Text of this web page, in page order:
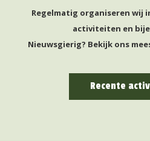
Regelmatig organiseren wij
activiteiten en
Nieuwsgierig? Bekijk ons
Recente